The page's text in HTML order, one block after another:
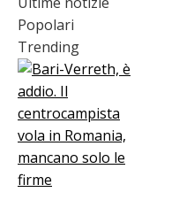
Popolari
Trending